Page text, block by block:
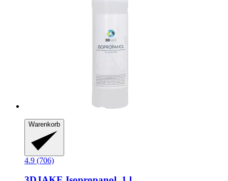
Warenkorb
4.9 (706)